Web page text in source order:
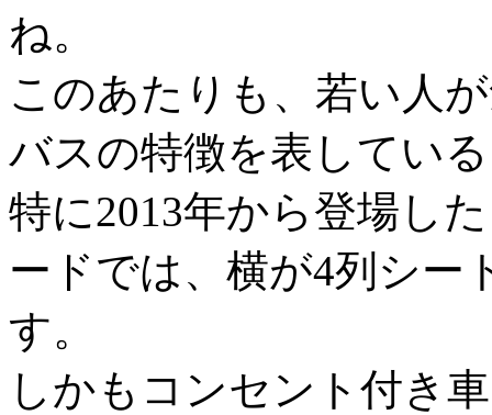
ね。
このあたりも、若い人
バスの特徴を表してい
特に2013年から登場し
ードでは、横が4列シー
す。
しかもコンセント付き